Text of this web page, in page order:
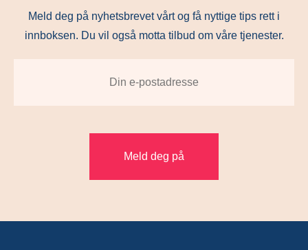
Meld deg på nyhetsbrevet vårt og få nyttige tips rett i
innboksen. Du vil også motta tilbud om våre tjenester.